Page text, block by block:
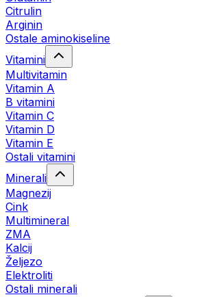
Citrulin
Arginin
Ostale aminokiseline
Vitamini
Multivitamin
Vitamin A
B vitamini
Vitamin C
Vitamin D
Vitamin E
Ostali vitamini
Minerali
Magnezij
Cink
Multimineral
ZMA
Kalcij
Željezo
Elektroliti
Ostali minerali